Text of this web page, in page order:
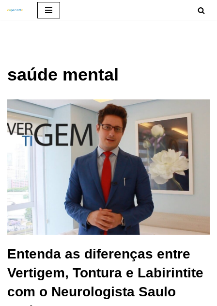
conteúdo
saúde mental
Entenda as diferenças entre
Vertigem, Tontura e Labirintite
com o Neurologista Saulo